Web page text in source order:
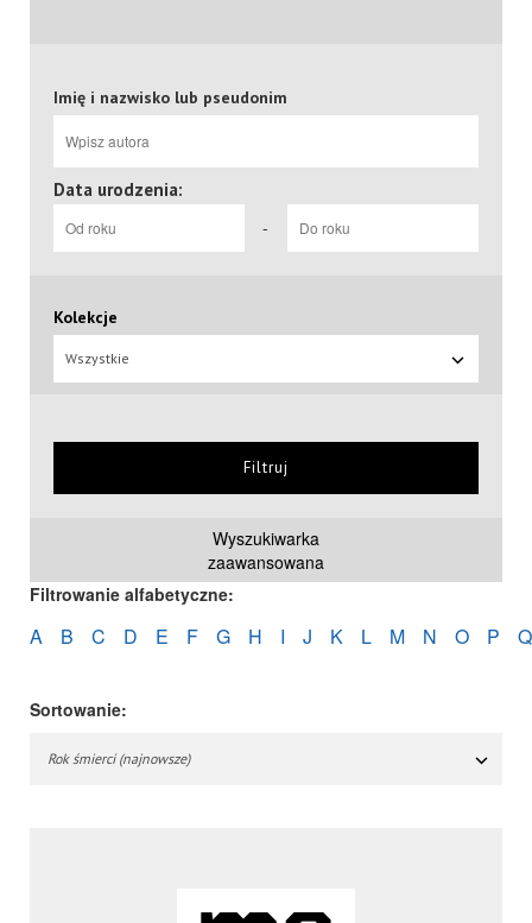
Imię i nazwisko lub pseudonim
Data urodzenia:
-
Kolekcje
Wszystkie
Filtruj
Wyszukiwarka
zaawansowana
Filtrowanie alfabetyczne:
A B C D E F G H I J K L M N O P Q
Sortowanie:
Rok śmierci (najnowsze)